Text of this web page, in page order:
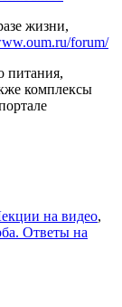
жизни,
forum/
питания,
комплексы
на видео,
Ответы на